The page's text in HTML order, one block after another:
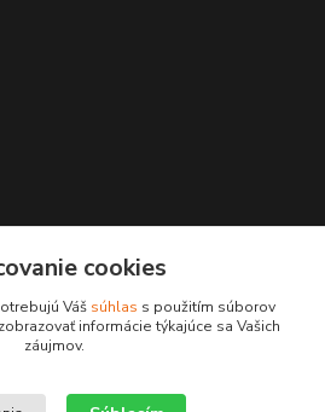
cookies
Váš súhlas s použitím súborov
informácie týkajúce sa Vašich
záujmov.